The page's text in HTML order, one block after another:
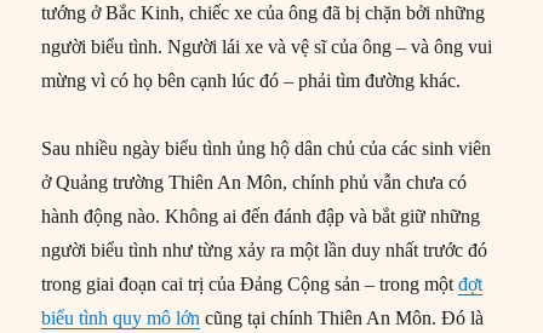
tướng ở Bắc Kinh, chiếc xe của ông đã bị chặn bởi những
người biểu tình. Người lái xe và vệ sĩ của ông – và ông vui
mừng vì có họ bên cạnh lúc đó – phải tìm đường khác.
Sau nhiều ngày biểu tình ủng hộ dân chủ của các sinh viên
ở Quảng trường Thiên An Môn, chính phủ vẫn chưa có
hành động nào. Không ai đến đánh đập và bắt giữ những
người biểu tình như từng xảy ra một lần duy nhất trước đó
trong giai đoạn cai trị của Đảng Cộng sản – trong mộtđợt
biểu tình quy mô lớn cũng tại chính Thiên An Môn. Đó là